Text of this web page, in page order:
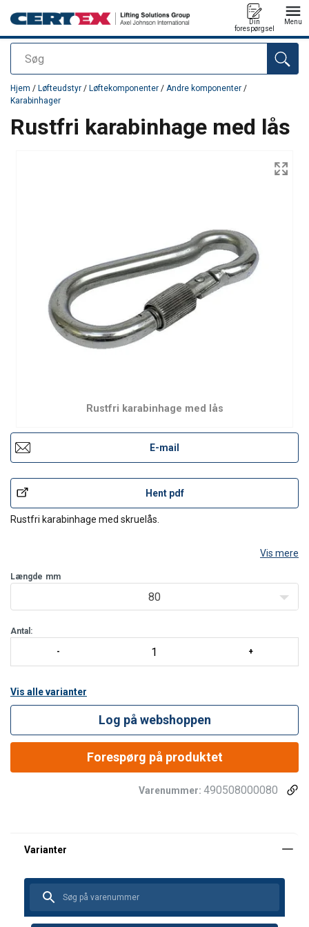
Søg
Din
forespørgsel
Menu
Produktet blev tilføjet til din forespørgsel
Hjem / Løfteudstyr / Løftekomponenter / Andre komponenter /
Karabinhager
Rustfri karabinhage med lås
Rustfri karabinhage med lås
E-mail
Hent pdf
Rustfri karabinhage med skruelås.
Vis mere
Længde mm
80
Antal:
Vis alle varianter
Log på webshoppen
Forespørg på produktet
Varenummer: 490508000080
Advarsel: